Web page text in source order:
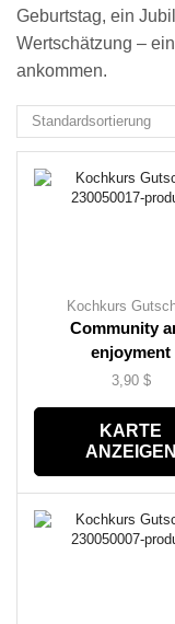
Geburtstag, ein
Wertschätzung –
ankommen.
Kochkurs
Community
enjoyment
3,90 $
KARTE
ANZEIGEN